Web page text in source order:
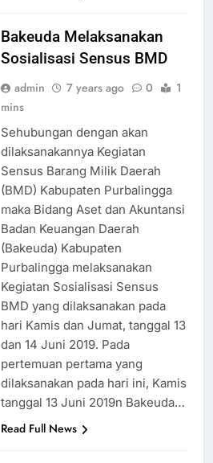
Bakeuda Melaksanakan
Sosialisasi Sensus BMD
admin 7 years ago 0
1
mins
Sehubungan dengan akan
dilaksanakannya Kegiatan
Sensus Barang Milik Daerah
(BMD) Kabupaten Purbalingga
maka Bidang Aset dan Akuntansi
Badan Keuangan Daerah
(Bakeuda) Kabupaten
Purbalingga melaksanakan
Kegiatan Sosialisasi Sensus
BMD yang dilaksanakan pada
hari Kamis dan Jumat, tanggal 13
dan 14 Juni 2019. Pada
pertemuan pertama yang
dilaksanakan pada hari ini, Kamis
tanggal 13 Juni 2019n Bakeuda…
Read Full News